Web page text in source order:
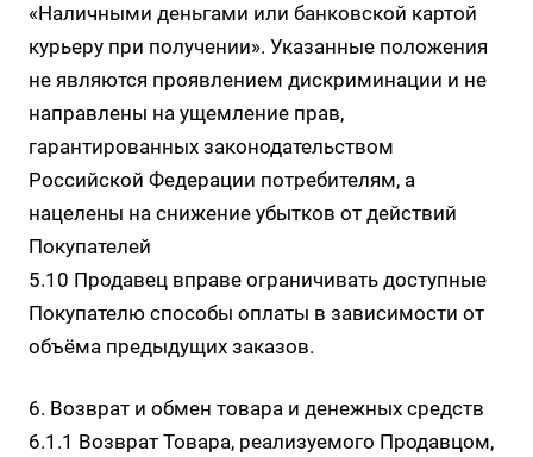
«Наличными деньгами или банковской картой
курьеру при получении». Указанные положения
не являются проявлением дискриминации и не
направлены на ущемление прав,
гарантированных законодательством
Российской Федерации потребителям, а
нацелены на снижение убытков от действий
Покупателей
5.10 Продавец вправе ограничивать доступные
Покупателю способы оплаты в зависимости от
объёма предыдущих заказов.
6. Возврат и обмен товара и денежных средств
6.1.1 Возврат Товара, реализуемого Продавцом,